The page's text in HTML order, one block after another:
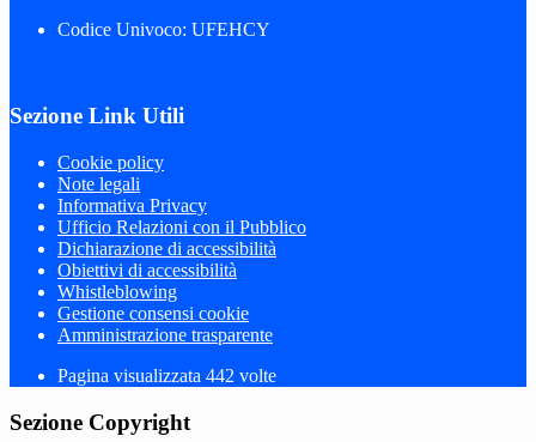
Codice Univoco: UFEHCY
Sezione Link Utili
Cookie policy
Note legali
Informativa Privacy
Ufficio Relazioni con il Pubblico
Dichiarazione di accessibilità
Obiettivi di accessibilità
Whistleblowing
Gestione consensi cookie
Amministrazione trasparente
Pagina visualizzata 442 volte
Sezione Copyright